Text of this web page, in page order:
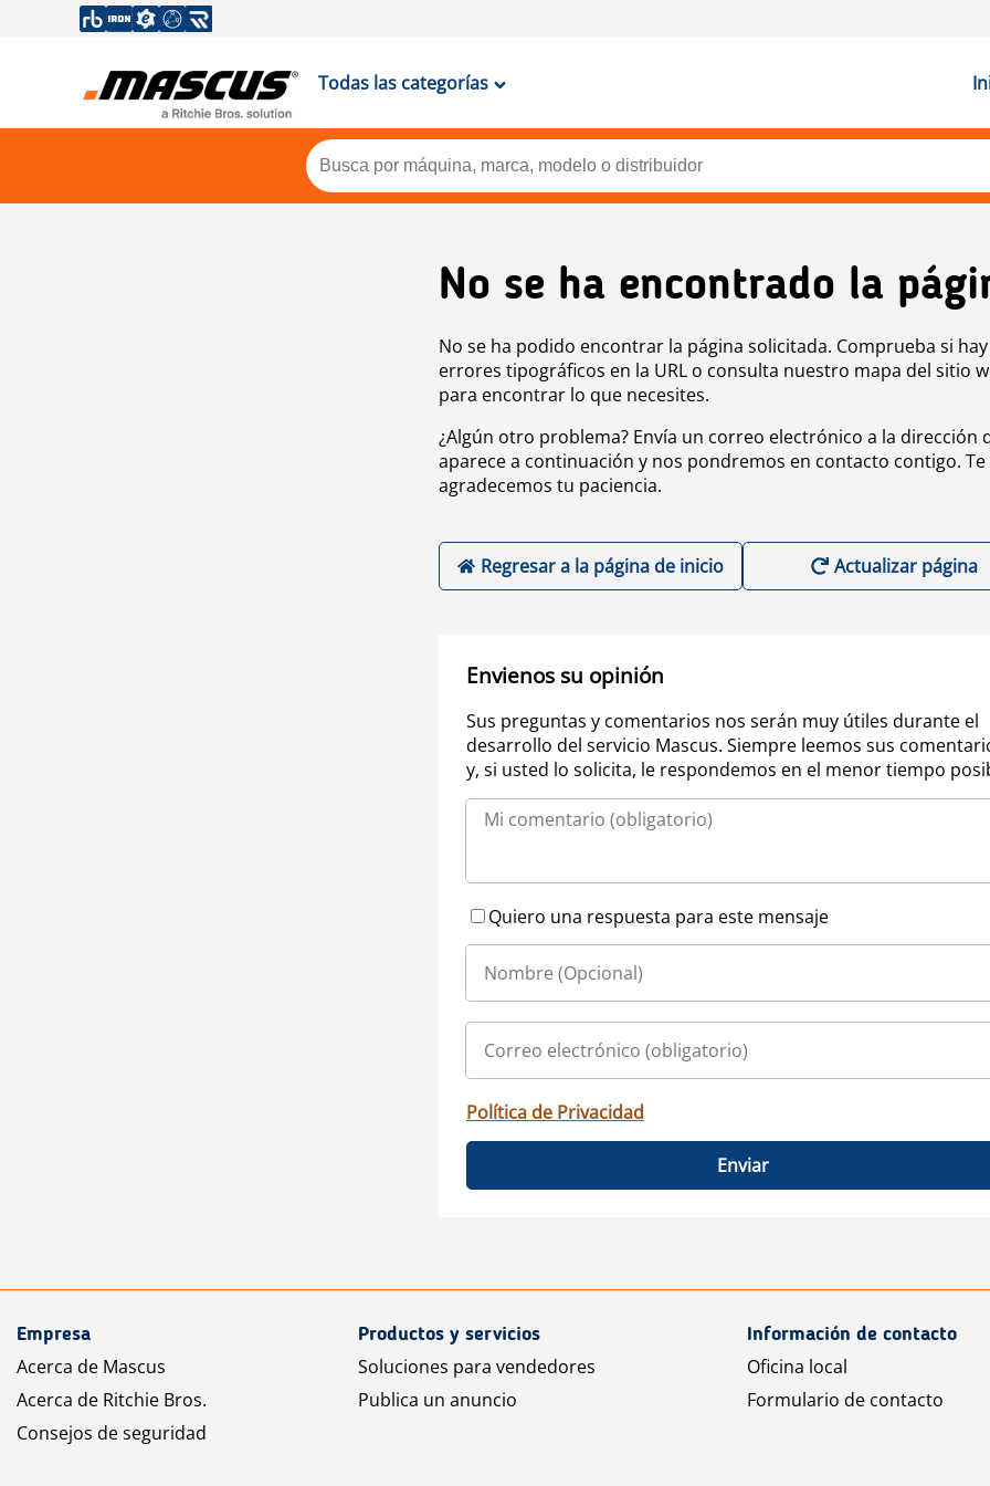
Todas las categorías
No se ha encontrado la
No se ha podido encontrar la página solicitada. Comprueba si hay
errores tipográficos en la URL o consulta nuestro mapa del sitio
para encontrar lo que necesites.
¿Algún otro problema? Envía un correo electrónico a la dirección
aparece a continuación y nos pondremos en contacto contigo. Te
agradecemos tu paciencia.
Regresar a la página de inicio Actualizar página
Envienos su opinión
Sus preguntas y comentarios nos serán muy útiles durante el
desarrollo del servicio Mascus. Siempre leemos sus
y, si usted lo solicita, le respondemos en el menor tiempo
Quiero una respuesta para este mensaje
Política de Privacidad
Enviar
Empresa
Acerca de Mascus
Acerca de Ritchie Bros.
Consejos de seguridad
Productos y servicios
Soluciones para vendedores
Publica un anuncio
Información de contacto
Oficina local
Formulario de contacto